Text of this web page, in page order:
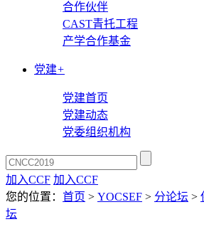
合作伙伴
CAST青托工程
产学合作基金
党建+
党建首页
党建动态
党委组织机构
加入CCF 加入CCF
您的位置： 首页 > YOCSEF > 分论坛 >
坛